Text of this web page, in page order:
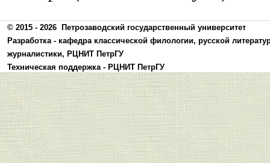
© 2015 - 2026
Петрозаводский государственный университет
Разработка - кафедра классической филологии, русской
журналистики, РЦНИТ ПетрГУ
Техническая поддержка - РЦНИТ ПетрГУ
Политика конфиденциальности